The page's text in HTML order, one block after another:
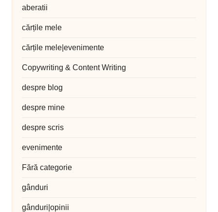
aberatii
cărțile mele
cărțile mele|evenimente
Copywriting & Content Writing
despre blog
despre mine
despre scris
evenimente
Fără categorie
gânduri
gânduri|opinii